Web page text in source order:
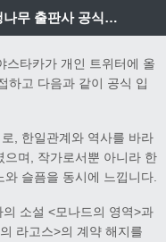
쓰쓰이 야스타카 망언에 관한 은행나무 출판사 공식입장
스타카가 개인 트위터에 올
하고 다음과 같이 공식 입
, 한일관계와 역사를 바라
으며, 작가로서뿐 아니라 한
슬픔을 동시에 느낍니다.
소설 <모나드의 영역>과
라고스>의 계약 해지를